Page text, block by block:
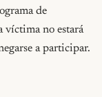
de
víctima no estará
a participar.